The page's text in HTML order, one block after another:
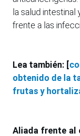
la salud
frente a las
Lea también: [
obtenido de la
frutas y
Aliada frente al